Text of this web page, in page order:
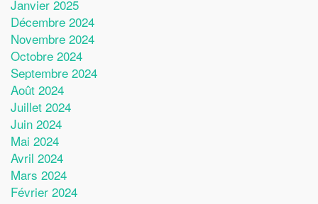
Janvier 2025
Décembre 2024
Novembre 2024
Octobre 2024
Septembre 2024
Août 2024
Juillet 2024
Juin 2024
Mai 2024
Avril 2024
Mars 2024
Février 2024